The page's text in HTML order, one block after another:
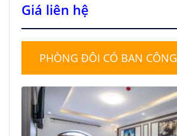
Giá liên hệ
PHÒNG ĐÔI CÓ BAN CÔNG